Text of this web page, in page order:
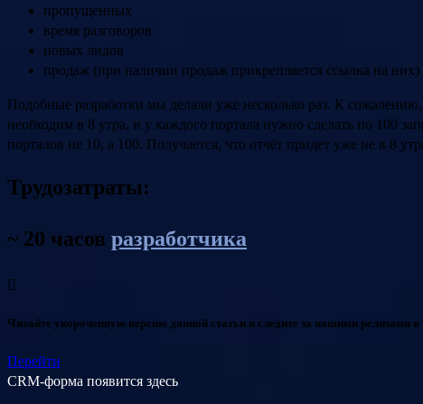
пропущенных
время разговоров
новых лидов
продаж (при наличии продаж прикрепляется ссылка на них)
Подобные разработки мы делали уже несколько раз. К
необходим в 8 утра, и у каждого портала нужно сделать по 100
порталов не 10, а 100. Получается, что отчёт придет уже не в 8
Трудозатраты:
~ 20 часов разработчика
Читайте укороченную версию данной статьи и следите за нашими релизами
Перейти
CRM-форма появится здесь